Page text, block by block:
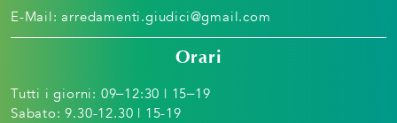
E-Mail: arredamenti.giudici@gmail.com
Orari
Tutti i giorni: 09–12:30 | 15–19
Sabato: 9.30-12.30 | 15-19